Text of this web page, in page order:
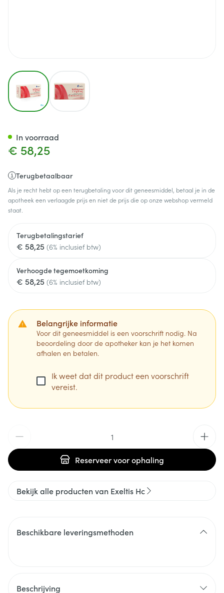
View larger image
€ 58,25
Terugbetaalbaar
Als je recht hebt op een terugbetaling voor dit geneesmiddel, betaal je in de
apotheek een verlaagde prijs en niet de prijs die op onze webshop vermeld
staat.
Terugbetalingstarief
€ 58,25 (6% inclusief btw)
Verhoogde tegemoetkoming
€ 58,25 (6% inclusief btw)
Belangrijke informatie
Voor dit geneesmiddel is een voorschrift nodig. Na
beoordeling door de apotheker kan je het komen
afhalen en betalen.
Ik weet dat dit product een voorschrift
vereist.
Reserveervoor ophaling
In voorraad
Bekijk alle producten van Exeltis Hc
Beschikbare leveringsmethoden
Beschrijving